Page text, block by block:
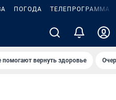
ПОГОДА ТЕЛЕПРОГРАММА
помогают вернуть здоровье